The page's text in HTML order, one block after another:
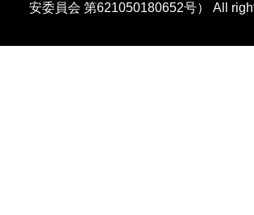
安委員会 第621050180652号） All